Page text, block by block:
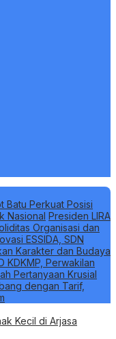
Batu Perkuat Posisi
Nasional Presiden LIRA
Organisasi dan
ESSIDA, SDN
Karakter dan Budaya
KDKMP, Perwakilan
Pertanyaan Krusial
dengan Tarif,
Kecil di Arjasa